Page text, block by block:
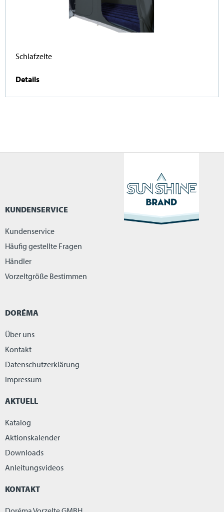
Schlafzelte
Details
KUNDENSERVICE
Kundenservice
Häufig gestellte Fragen
Händler
Vorzeltgröße Bestimmen
DORÉMA
Über uns
Kontakt
Datenschutzerklärung
Impressum
AKTUELL
Katalog
Aktionskalender
Downloads
Anleitungsvideos
KONTAKT